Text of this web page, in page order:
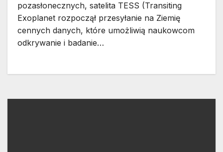
pozasłonecznych, satelita TESS (Transiting
Exoplanet rozpoczął przesyłanie na Ziemię
cennych danych, które umożliwią naukowcom
odkrywanie i badanie…